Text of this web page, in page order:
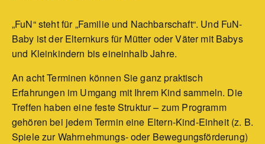
„FuN“ steht für „Familie und Nachbarschaft“. Und FuN-
Baby ist der Elternkurs für Mütter oder Väter mit Babys
und Kleinkindern bis eineinhalb Jahre.
An acht Terminen können Sie ganz praktisch
Erfahrungen im Umgang mit Ihrem Kind sammeln. Die
Treffen haben eine feste Struktur – zum Programm
gehören bei jedem Termin eine Eltern-Kind-Einheit (z. B.
Spiele zur Wahrnehmungs- oder Bewegungsförderung)